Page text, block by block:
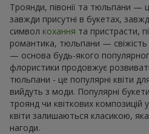
Троянди, півонії та тюльпани —
завжди присутні в букетах,
символ кохання та пристрасти,
романтика, тюльпани — свіжість
— основа будь-якого
флористики продовжує
тюльпани - це популярні квіти
вийдуть з моди. Популярні
троянд чи квіткових композицій
квіти залишаються класикою,
нагоди.